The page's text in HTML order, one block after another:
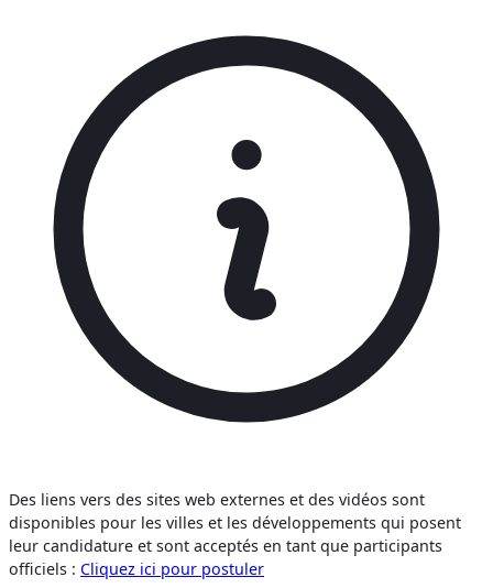
Des liens vers des sites web externes et des vidéos sont
disponibles pour les villes et les développements qui posent
leur candidature et sont acceptés en tant que participants
officiels : Cliquez ici pour postuler